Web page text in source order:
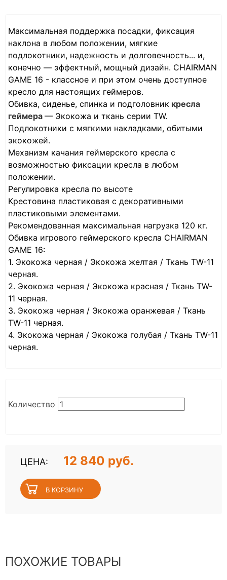
Количество
Максимальная поддержка посадки, фиксация
наклона в любом положении, мягкие
подлокотники, надежность и долговечность... и,
конечно — эффектный, мощный дизайн. CHAIRMAN
GAME 16 - классное и при этом очень доступное
кресло для настоящих геймеров.
Обивка, сиденье, спинка и подголовник кресла
геймера — Экокожа и ткань серии TW.
Подлокотники с мягкими накладками, обитыми
экокожей.
Механизм качания геймерского кресла с
возможностью фиксации кресла в любом
положении.
Регулировка кресла по высоте
Крестовина пластиковая с декоративными
пластиковыми элементами.
Рекомендованная максимальная нагрузка 120 кг.
Обивка игрового геймерского кресла CHAIRMAN
GAME 16:
1. Экокожа черная / Экокожа желтая / Ткань TW-11
черная.
2. Экокожа черная / Экокожа красная / Ткань TW-
11 черная.
3. Экокожа черная / Экокожа оранжевая / Ткань
TW-11 черная.
4. Экокожа черная / Экокожа голубая / Ткань TW-11
черная.
ЦЕНА: 12 840 руб.
ПОХОЖИЕ ТОВАРЫ